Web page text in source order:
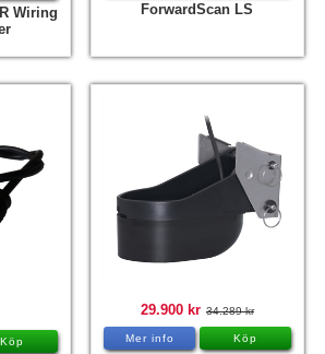
Wiring
ForwardScan LS
Köp
29.900 kr 34.289 kr
Mer info Köp